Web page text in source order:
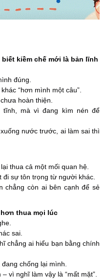
kiềm chế mới là bản lĩnh
đúng.
“hơn mình một câu”.
hoàn thiện.
mà vì đang kìm nén để
nước trước, ai làm sai thì
thua cả một mối quan hệ.
sự tôn trọng từ người khác.
chẳng còn ai bên cạnh để sẻ
thua mọi lúc
sai.
chẳng ai hiểu bạn bằng chính
chống lại mình.
vì nghĩ làm vậy là “mất mặt”.